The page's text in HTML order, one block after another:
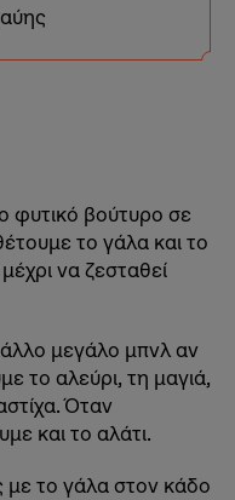
φυτικό βούτυρο σε
το γάλα και το
να ζεσταθεί
μεγάλο μπvλ αν
το αλεύρι, τη μαγιά,
Όταν
και το αλάτι.
το γάλα στον κάδο